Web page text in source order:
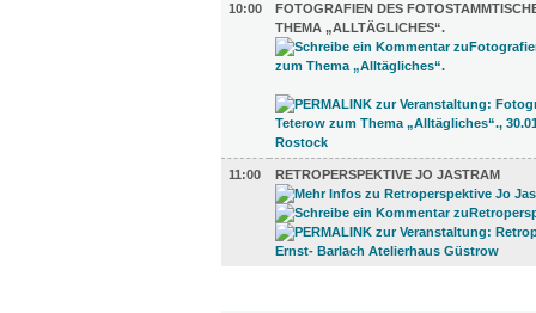
10:00
FOTOGRAFIEN DES
THEMA „ALLTÄGLICHES“.
11:00 RETROPERSPEKTIVE JO JASTRAM